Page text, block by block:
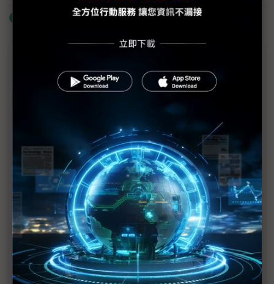
什麼是「關鍵字追蹤」
MLCC訂單過熱、出貨比創高 村田示警全球AI基
2027全年記憶體產能提前售罄 買家「祕而不
宣」只怕買不夠
英特爾EMIB良率達標 聯發科第2代ASIC產品
2028準時量產
SpaceX晶片採購大轉向 Elon Musk捨超微全面
採用NVIDIA
光進銅退更明確？ 聯發科估SerDes 448G為銅
線「最終戰場」